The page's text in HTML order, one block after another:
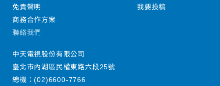
免責聲明
商務合作方案
我要投稿
聯絡我們
中天電視股份有限公司
臺北市內湖區民權東路六段25號
總機：(02)6600-7766